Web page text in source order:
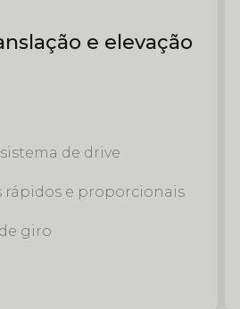
e elevação
de drive
rápidos e proporcionais
giro